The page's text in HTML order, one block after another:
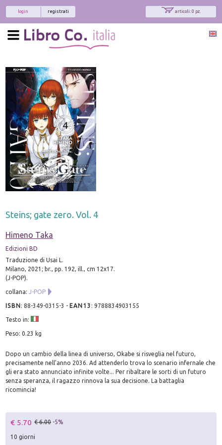
articoli: 0 pz.
registrati
login
Steins; gate zero. Vol. 4
Himeno Taka
Edizioni BD
Traduzione di Usai L.
Milano, 2021; br., pp. 192, ill., cm 12x17.
(J-POP).
collana:J-POP
ISBN:88-349-0315-3 - EAN13 :9788834903155
Testo in:
Peso: 0.23 kg
Dopo un cambio della linea di universo, Okabe si risveglia nel futuro,
precisamente nell'anno 2036. Ad attenderlo trova lo scenario infernale che
gli era stato annunciato infinite volte... Per ribaltare le sorti di un futuro
senza speranza, il ragazzo rinnova la sua decisione. La battaglia
ricomincia!
€ 5.70 € 6.00 -5%
10 giorni